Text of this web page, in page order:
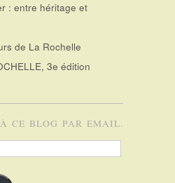
: entre héritage et
de La Rochelle
3e édition
CE BLOG PAR EMAIL.